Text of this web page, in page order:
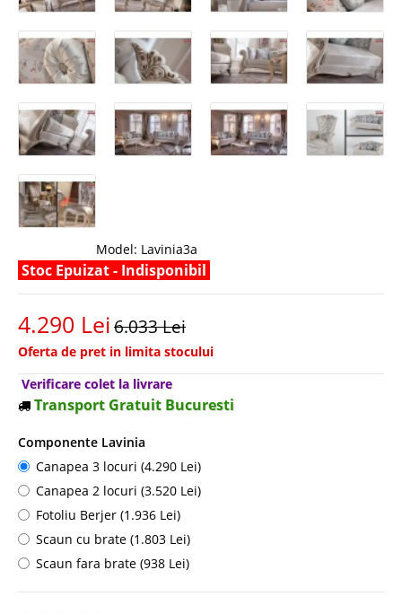
Model: Lavinia3a
Stoc Epuizat - Indisponibil
4.290 Lei6.033 Lei
Oferta de pret in limita stocului
Verificare colet la livrare
Transport Gratuit Bucuresti
Componente Lavinia
Canapea 3 locuri (4.290 Lei)
Canapea 2 locuri (3.520 Lei)
Fotoliu Berjer (1.936 Lei)
Scaun cu brate (1.803 Lei)
Scaun fara brate (938 Lei)